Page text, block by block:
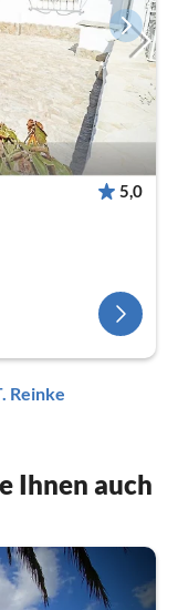
5,0
Reinke
Ihnen auch